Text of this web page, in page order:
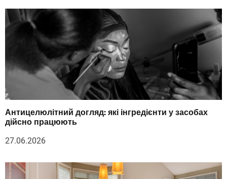
Антицелюлітний догляд: які інгредієнти у засобах
дійсно працюють
27.06.2026